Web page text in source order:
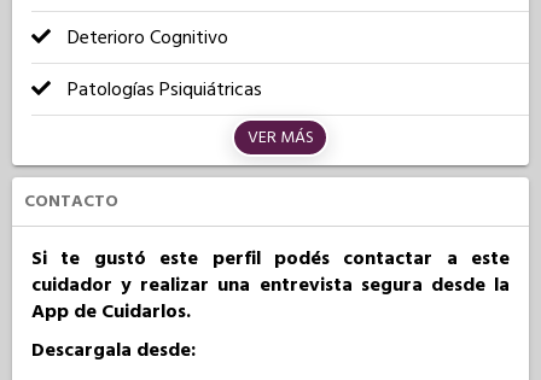
Deterioro Cognitivo
Patologías Psiquiátricas
VER MÁS
CONTACTO
Si te gustó este perfil podés contactar a este
cuidador y realizar una entrevista segura desde la
App de Cuidarlos.
Descargala desde: